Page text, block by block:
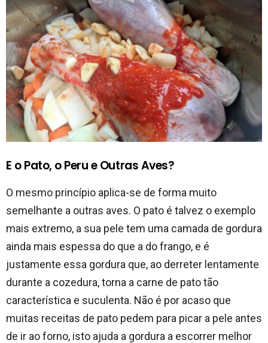
E o Pato, o Peru e Outras Aves?
O mesmo princípio aplica-se de forma muito
semelhante a outras aves. O pato é talvez o exemplo
mais extremo, a sua pele tem uma camada de gordura
ainda mais espessa do que a do frango, e é
justamente essa gordura que, ao derreter lentamente
durante a cozedura, torna a carne de pato tão
característica e suculenta. Não é por acaso que
muitas receitas de pato pedem para picar a pele antes
de ir ao forno, isto ajuda a gordura a escorrer melhor